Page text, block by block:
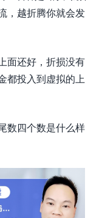
，越折腾你就会发
面还好，折损没有
都投入到虚拟的上
数四个数是什么样